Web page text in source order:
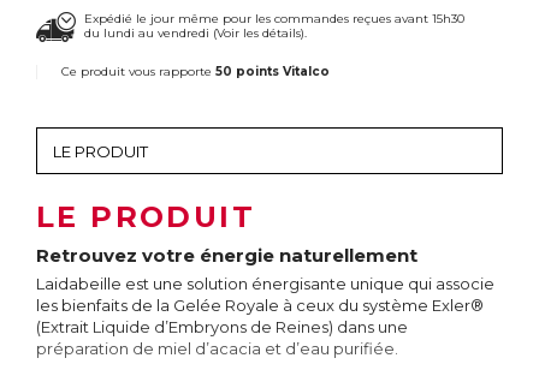
Expédié le jour même pour les commandes reçues avant 15h30
du lundi au vendredi (Voir les détails).
Ce produit vous rapporte 50 points Vitalco
LE PRODUIT
Retrouvez votre énergie naturellement
Laidabeille est une solution énergisante unique qui associe
les bienfaits de la Gelée Royale à ceux du système Exler®
(Extrait Liquide d’Embryons de Reines) dans une
préparation de miel d’acacia et d’eau purifiée.